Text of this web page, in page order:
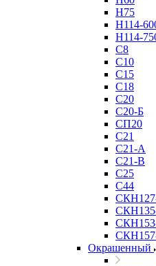
Н75
Н114-
Н114-
С8
С10
С15
С18
С20
С20-Б
СП20
С21
С21-А
С21-В
С25
С44
Окрашенный